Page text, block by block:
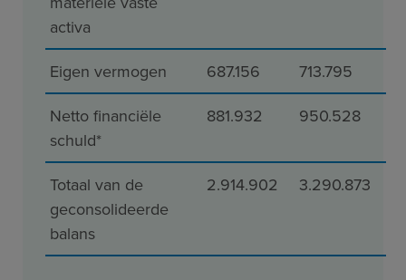
activa
Eigen vermogen 687.156
713.795
Netto financiële
schuld*
881.932 950.528
Totaal van de
geconsolideerde
balans
2.914.902 3.290.873